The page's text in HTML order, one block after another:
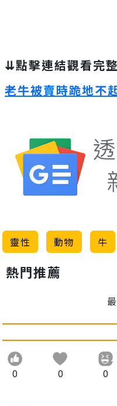
⇊點擊連結觀看完
老牛被賣時跪地不
靈性 動物 牛
熱門推薦
0 0 0